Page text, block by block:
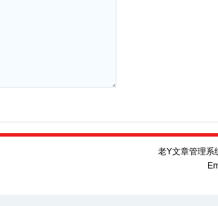
老Y文章管理系